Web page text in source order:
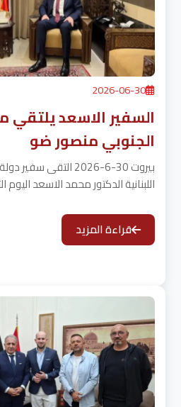
2026-06-30
السفير الاسعد يلتقي
الجنوبي منصور ضو
بيروت 30-6-2026
اللبنانية الدكتور محمد الاسعد اليوم
قراءة المزيد